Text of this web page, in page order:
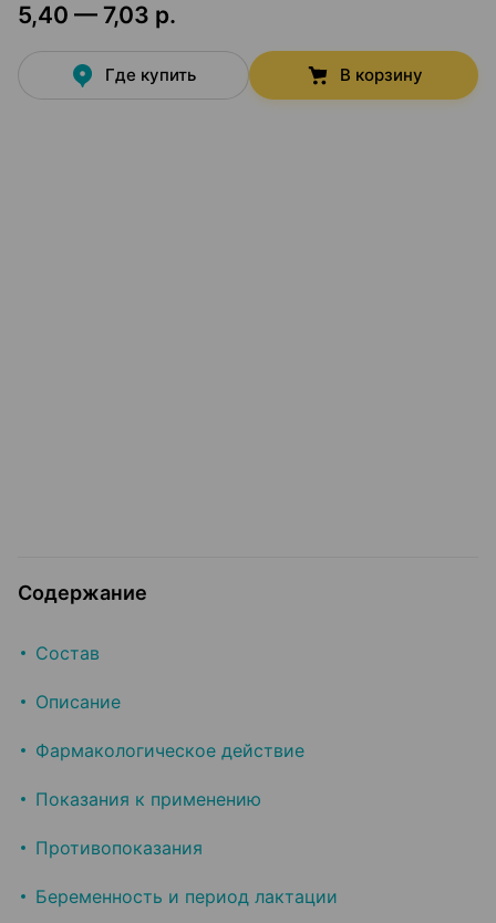
5,40 — 7,03 р.
Где купить В корзину
Содержание
Состав
Описание
Фармакологическое действие
Показания к применению
Противопоказания
Беременность и период лактации